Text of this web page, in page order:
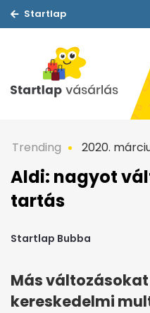
Startlap
Trending 2020.
Aldi: nagyot
tartás
Startlap Bubba
Más
kereskedelmi